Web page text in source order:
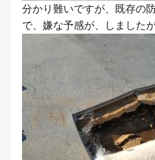
分かり難いですが、既存の
で、嫌な予感が、しましたが